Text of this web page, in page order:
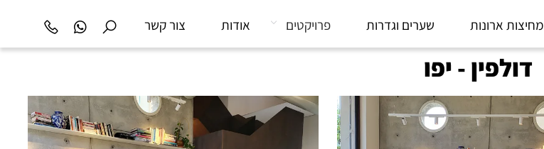
מחיצות ארונות שערים וגדרות פרויקטים אודות צור קשר
דולפין - יפו